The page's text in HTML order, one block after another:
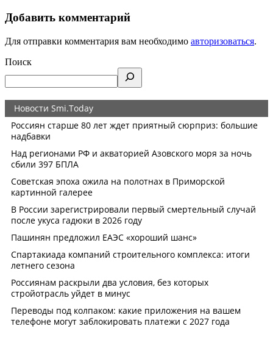
Добавить комментарий
Для отправки комментария вам необходимо авторизоваться.
Поиск